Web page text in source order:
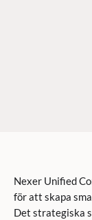
Nexer Unified
för att skapa
Det strategiska